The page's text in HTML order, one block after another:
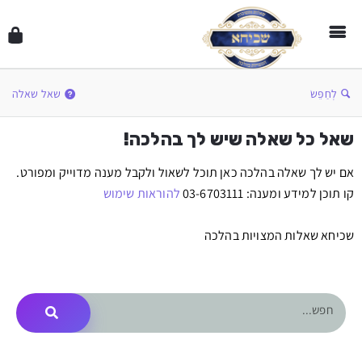
לְחַפֵּשׂ שאל שאלה
שאל כל שאלה שיש לך בהלכה!
אם יש לך שאלה בהלכה כאן תוכל לשאול ולקבל מענה מדוייק ומפורט.
קו תוכן למידע ומענה: 03-6703111
להוראות שימוש
שכיחא שאלות המצויות בהלכה